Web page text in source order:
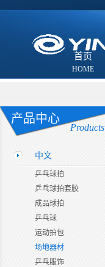
首页
产品中心
Products
中文
乒乓球拍
乒乓球拍套胶
成品球拍
乒乓球
运动拍包
场地器材
乒乓服饰